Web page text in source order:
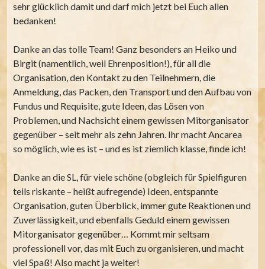
sehr glücklich damit und darf mich jetzt bei Euch allen
bedanken!
Danke an das tolle Team! Ganz besonders an Heiko und
Birgit (namentlich, weil Ehrenposition!), für all die
Organisation, den Kontakt zu den Teilnehmern, die
Anmeldung, das Packen, den Transport und den Aufbau von
Fundus und Requisite, gute Ideen, das Lösen von
Problemen, und Nachsicht einem gewissen Mitorganisator
gegenüber – seit mehr als zehn Jahren. Ihr macht Ancarea
so möglich, wie es ist – und es ist ziemlich klasse, finde ich!
Danke an die SL, für viele schöne (obgleich für Spielfiguren
teils riskante – heißt aufregende) Ideen, entspannte
Organisation, guten Überblick, immer gute Reaktionen und
Zuverlässigkeit, und ebenfalls Geduld einem gewissen
Mitorganisator gegenüber… Kommt mir seltsam
professionell vor, das mit Euch zu organisieren, und macht
viel Spaß! Also macht ja weiter!